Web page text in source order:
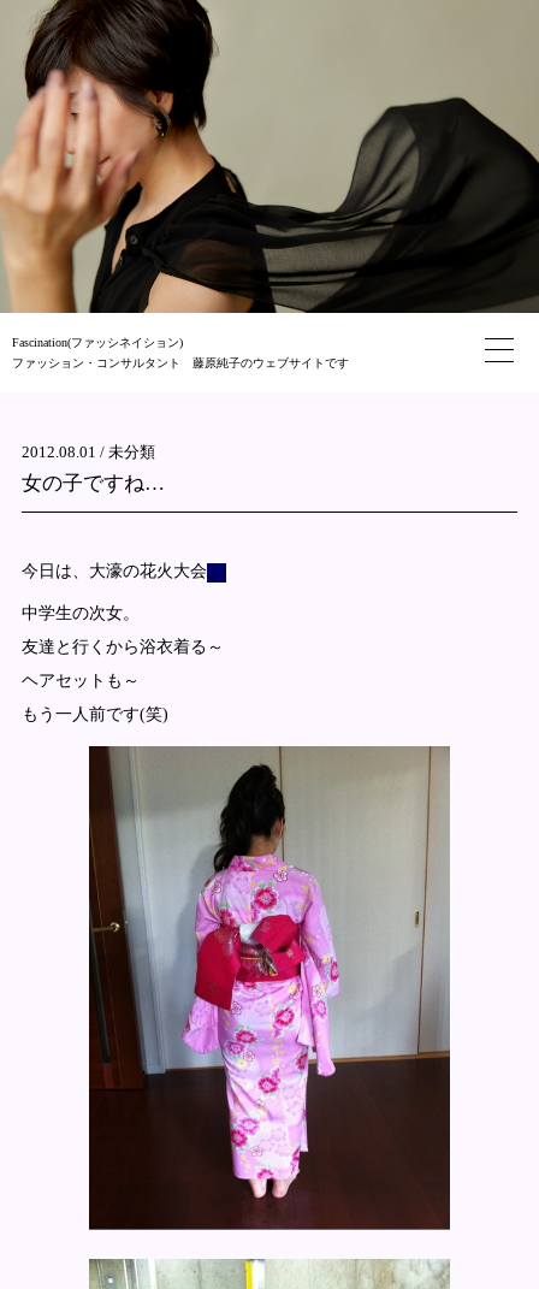
Fascination(ファッシネイション)
ファッション・コンサルタント 藤原純子のウェブサイトです
2012.08.01 / 未分類
女の子ですね…
今日は、大濠の花火大会
中学生の次女。
友達と行くから浴衣着る～
ヘアセットも～
もう一人前です(笑)